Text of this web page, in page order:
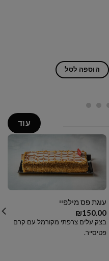
הוספה לסל
עוד
עוגת פס מילפיי
₪150.00
בצק עלים צרפתי מקורמל עם קרם
פטיסייר.